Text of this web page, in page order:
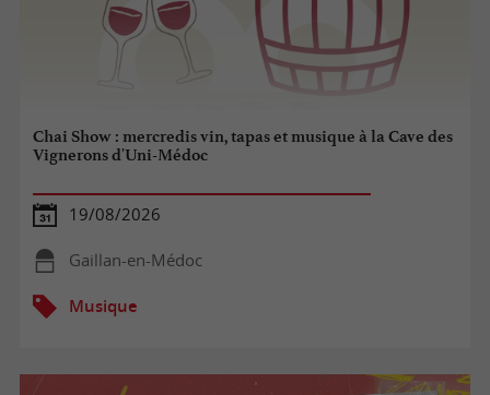
Chai Show : mercredis vin, tapas et musique à la Cave des
Vignerons d'Uni-Médoc
19/08/2026
Gaillan-en-Médoc
Musique